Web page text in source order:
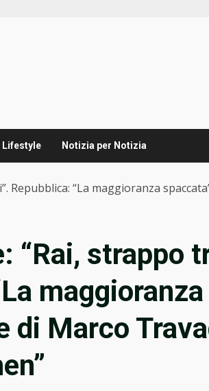
Lifestyle Notizia per Notizia
Repubblica: “La maggioranza
“Rai, strappo
maggioranza
di Marco